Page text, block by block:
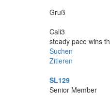
Gruß
Cali3
steady pace wins
Suchen
Zitieren
SL129
Senior Member